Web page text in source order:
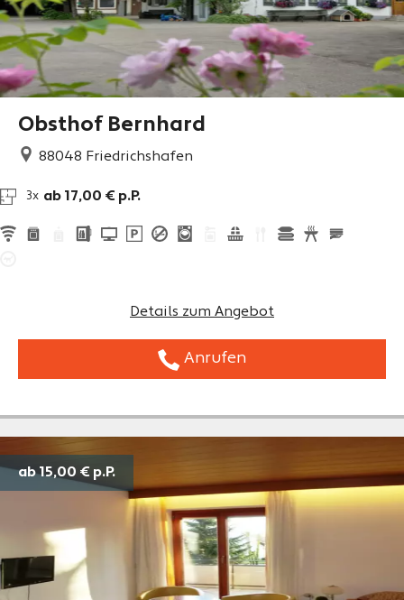
Obsthof Bernhard
88048 Friedrichshafen
3x ab 17,00 € p.P.
Details zum Angebot
Anrufen
ab 15,00 € p.P.